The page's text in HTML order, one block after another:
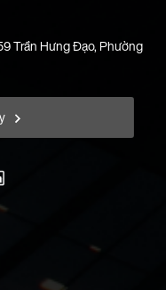
Trần Hưng Đạo, Phường